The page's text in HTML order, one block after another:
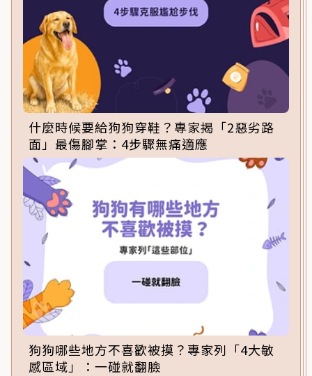
什麼時候要給狗狗穿鞋？專家揭「2惡劣路
面」最傷腳掌：4步驟無痛適應
狗狗哪些地方不喜歡被摸？專家列「4大敏
感區域」：一碰就翻臉